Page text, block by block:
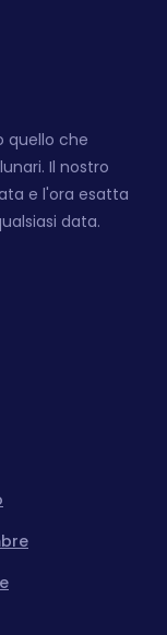
quello che
Il nostro
e l'ora esatta
data.